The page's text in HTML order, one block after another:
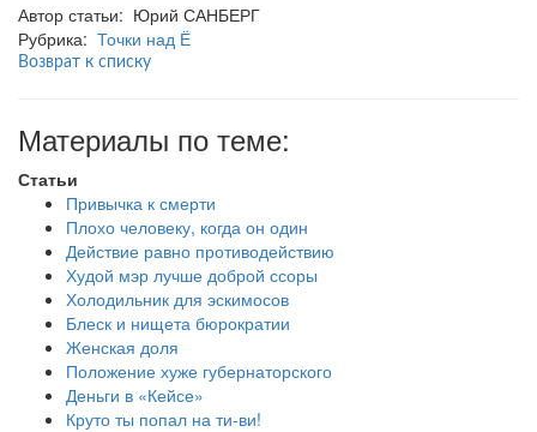
Автор статьи: Юрий САНБЕРГ
Рубрика: Точки над Ё
Возврат к списку
Материалы по теме:
Статьи
Привычка к смерти
Плохо человеку, когда он один
Действие равно противодействию
Худой мэр лучше доброй ссоры
Холодильник для эскимосов
Блеск и нищета бюрократии
Женская доля
Положение хуже губернаторского
Деньги в «Кейсе»
Круто ты попал на ти-ви!